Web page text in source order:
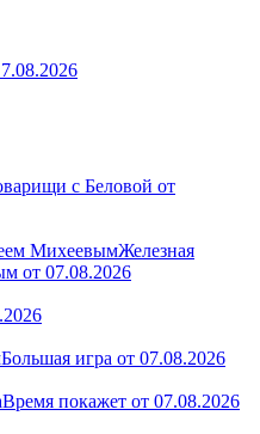
с Беловой от
Железная
от 07.08.2026
Большая игра от 07.08.2026
Время покажет от 07.08.2026